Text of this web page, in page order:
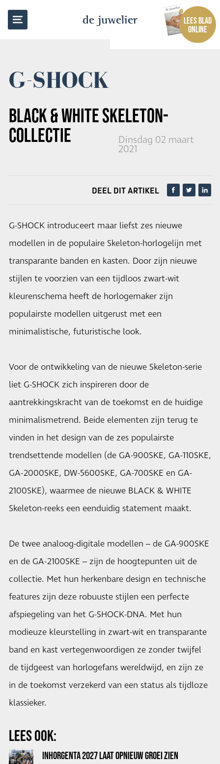
de juwelier
LEES BLAD
ONLINE
G-SHOCK
BLACK & WHITE SKELETON-
COLLECTIE
Dinsdag 02 maart
2021
TERUG NAAR OVERZICHT
DEEL DIT ARTIKEL
G-SHOCK introduceert maar liefst zes nieuwe
modellen in de populaire Skeleton-horlogelijn met
transparante banden en kasten. Door zijn nieuwe
stijlen te voorzien van een tijdloos zwart-wit
kleurenschema heeft de horlogemaker zijn
populairste modellen uitgerust met een
minimalistische, futuristische look.
Voor de ontwikkeling van de nieuwe Skeleton-serie
liet G-SHOCK zich inspireren door de
aantrekkingskracht van de toekomst en de huidige
minimalismetrend. Beide elementen zijn terug te
vinden in het design van de zes populairste
trendsettende modellen (de GA-900SKE, GA-110SKE,
GA-2000SKE, DW-5600SKE, GA-700SKE en GA-
2100SKE), waarmee de nieuwe BLACK & WHITE
Skeleton-reeks een eenduidig statement maakt.
De twee analoog-digitale modellen – de GA-900SKE
en de GA-2100SKE – zijn de hoogtepunten uit de
collectie. Met hun herkenbare design en technische
features zijn deze robuuste stijlen een perfecte
afspiegeling van het G-SHOCK-DNA. Met hun
modieuze kleurstelling in zwart-wit en transparante
band en kast vertegenwoordigen ze zonder twijfel
de tijdgeest van horlogefans wereldwijd, en zijn ze
in de toekomst verzekerd van een status als tijdloze
klassieker.
LEES OOK:
INHORGENTA 2027 LAAT OPNIEUW GROEI ZIEN